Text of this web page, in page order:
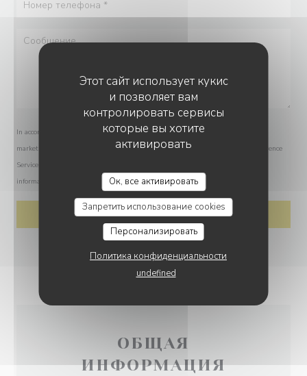
Этот сайт использует кукис
и позволяет вам
контролировать сервисы
которые вы хотите
активировать
Ок, все активировать
Запретить использование cookies
Персонализировать
Политика конфиденциальности
undefined
In accordance with data protection regulations, you have the right to opt out of
marketing communications. UK residents can register with the Telephone Preference
Service at
information about how we process your data, please see our
ОБЩАЯ
ИНФОРМАЦИЯ
LA TERRASSE DU MIMOSA